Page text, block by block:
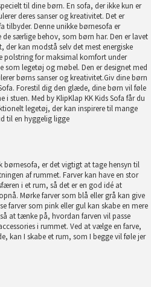
til dine børn. En sofa, der ikke kun er
deres sanser og kreativitet. Det er
tilbyder. Denne unikke børnesofa er
særlige behov, som børn har. Den er lavet
kan modstå selv det mest energiske
polstring for maksimal komfort under
som legetøj og møbel. Den er designet med
børns sanser og kreativitet.Giv dine børn
Forestil dig den glæde, dine børn vil føle
i stuen. Med by KlipKlap KK Kids Sofa får du
legetøj, der kan inspirere til mange
til en hyggelig ligge
er det vigtigt at tage hensyn til
af rummet. Farver kan have en stor
i et rum, så det er en god idé at
Mørke farver som blå eller grå kan give
farver som pink eller gul kan skabe en mere
at tænke på, hvordan farven vil passe
i rummet. Ved at vælge en farve,
kan I skabe et rum, som I begge vil føle jer